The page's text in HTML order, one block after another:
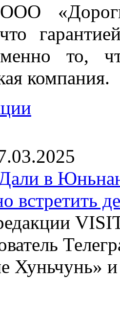
ООО
то,
компания.
в
встретить
Хуньчунь»